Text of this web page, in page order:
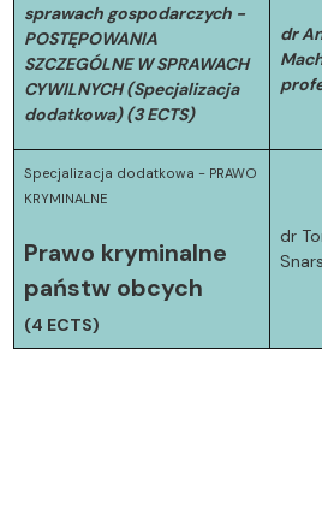
sprawach gospodarczych -
POSTĘPOWANIA
SZCZEGÓLNE W SPRAWACH
CYWILNYCH (Specjalizacja
dodatkowa) (3 ECTS)
dr
Specjalizacja dodatkowa - PRAWO
KRYMINALNE
Prawo kryminalne
państw obcych
(4 ECTS)
dr